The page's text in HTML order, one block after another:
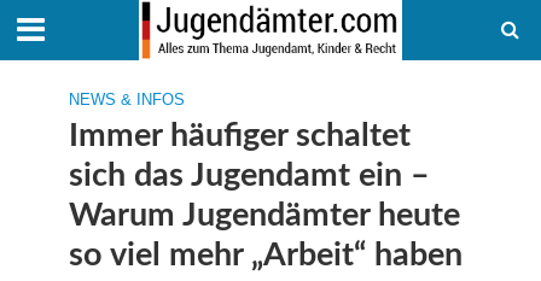
NEWS & INFOS
Immer häufiger schaltet
sich das Jugendamt ein –
Warum Jugendämter heute
so viel mehr „Arbeit“ haben